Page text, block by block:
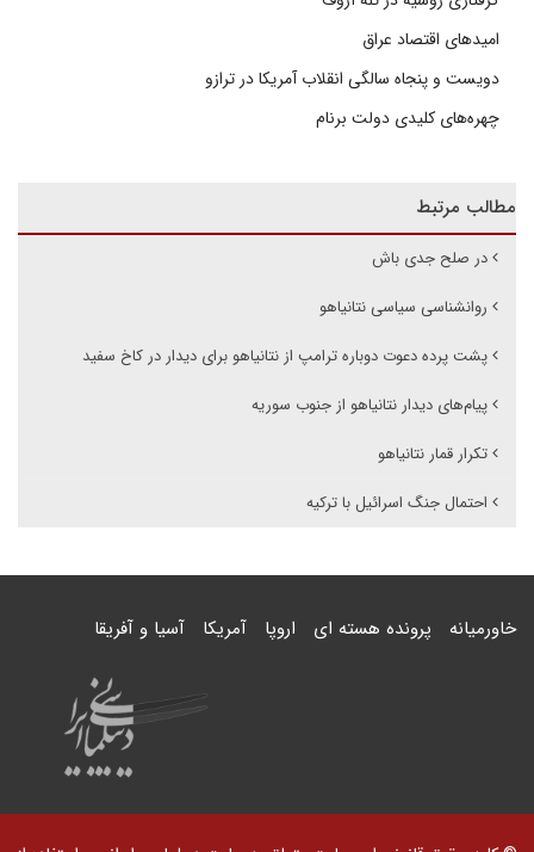
امیدهای اقتصاد عراق
دویست و پنجاه سالگی انقلاب آمریکا در ترازو
چهره‌های کلیدی دولت برنام
مطالب مرتبط
در صلح جدی باش
روانشناسی سیاسی نتانیاهو
پشت پرده دعوت دوباره ترامپ از نتانیاهو برای دیدار در کاخ سفید
پیام‌های دیدار نتانیاهو از جنوب سوریه
تکرار قمار نتانیاهو
احتمال جنگ اسرائیل با ترکیه
خاورمیانه پرونده هسته ای اروپا آمریکا آسیا و آفریقا